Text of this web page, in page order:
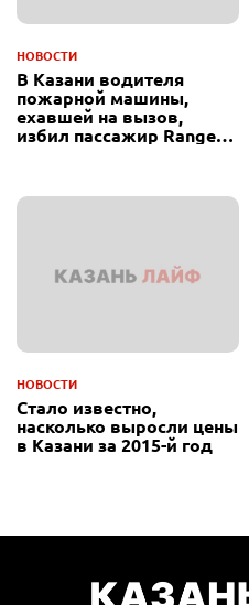
НОВОСТИ
В Казани водителя
пожарной машины,
ехавшей на вызов,
избил пассажир Range
НОВОСТИ
Стало известно,
насколько выросли цены
в Казани за 2015-й год